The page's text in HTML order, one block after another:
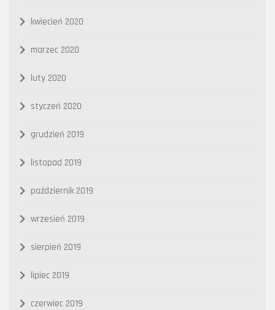
kwiecień 2020
marzec 2020
luty 2020
styczeń 2020
grudzień 2019
listopad 2019
październik 2019
wrzesień 2019
sierpień 2019
lipiec 2019
czerwiec 2019